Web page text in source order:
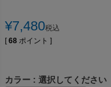
¥7,480税込
[ 68 ポイント ]
カラー 選択してください